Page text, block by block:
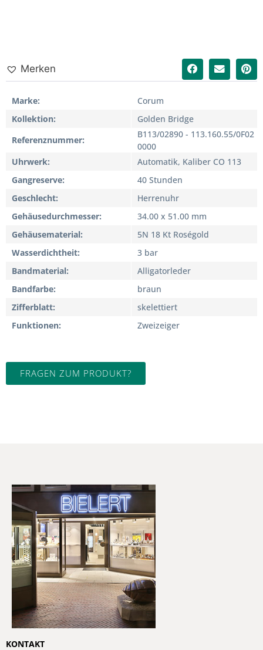
Merken
Marke
Corum
Kollektion
Golden Bridge
Referenznummer
B113/02890 - 113.160.55/0F02
0000
Uhrwerk
Automatik, Kaliber CO 113
Gangreserve
40 Stunden
Geschlecht
Herrenuhr
Gehäusedurchmesser
34.00 x 51.00 mm
Gehäusematerial
5N 18 Kt Roségold
Wasserdichtheit
3 bar
Bandmaterial
Alligatorleder
Bandfarbe
braun
Zifferblatt
skelettiert
Funktionen
Zweizeiger
FRAGEN ZUM PRODUKT?
KONTAKT